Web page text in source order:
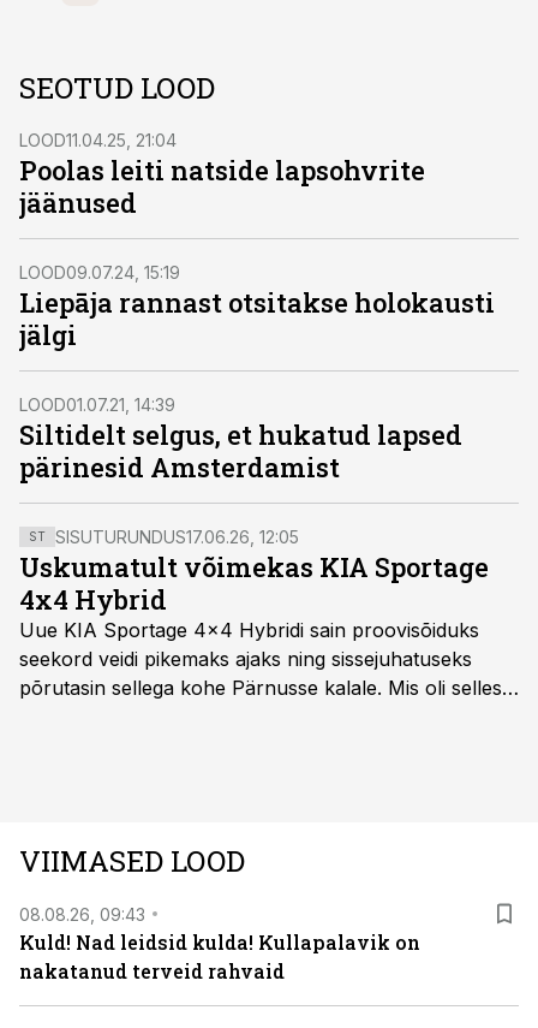
SEOTUD LOOD
LOOD11.04.25, 21:04
Poolas leiti natside lapsohvrite
jäänused
LOOD09.07.24, 15:19
Liepāja rannast otsitakse holokausti
jälgi
LOOD01.07.21, 14:39
Siltidelt selgus, et hukatud lapsed
pärinesid Amsterdamist
ST SISUTURUNDUS17.06.26, 12:05
Uskumatult võimekas KIA Sportage
4x4 Hybrid
Uue KIA Sportage 4x4 Hybridi sain proovisõiduks
seekord veidi pikemaks ajaks ning sissejuhatuseks
põrutasin sellega kohe Pärnusse kalale. Mis oli selles
VIIMASED LOOD
08.08.26, 09:43
Kuld! Nad leidsid kulda! Kullapalavik on
nakatanud terveid rahvaid